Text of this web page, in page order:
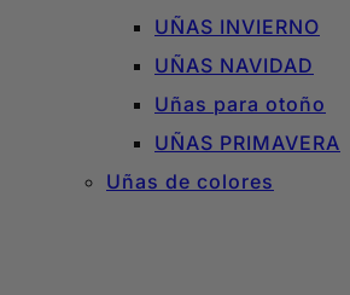
UÑAS INVIERNO
UÑAS NAVIDAD
Uñas para otoño
UÑAS PRIMAVERA
Uñas de colores